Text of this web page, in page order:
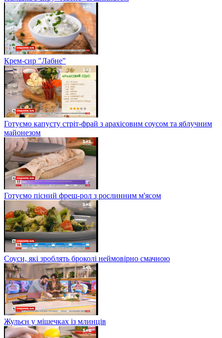
Крем-сир "Лабне"
Готуємо капусту стріт-фрай з арахісовим соусом та яблучним
майонезом
Готуємо пісний фреш-рол з рослинним м'ясом
Соуси, які зроблять броколі неймовірно смачною
Жульєн у мішечках із млинців